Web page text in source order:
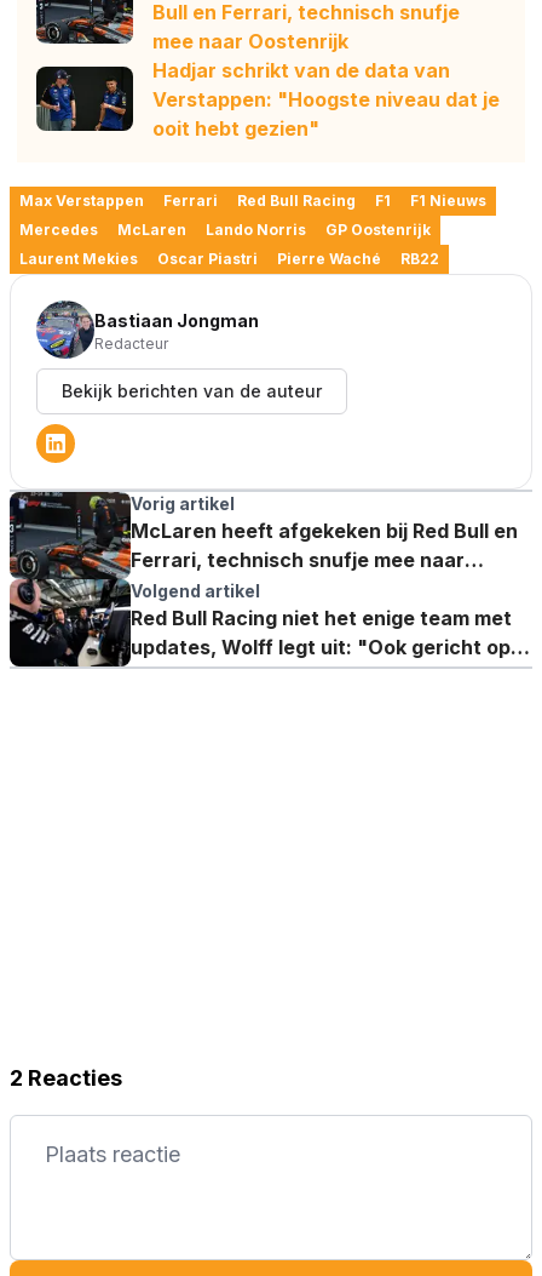
Bull en Ferrari, technisch snufje
mee naar Oostenrijk
Hadjar schrikt van de data van
Verstappen: "Hoogste niveau dat je
ooit hebt gezien"
Max Verstappen Ferrari Red Bull Racing F1
F1 Nieuws
Mercedes
McLaren Lando Norris
GP Oostenrijk
Laurent Mekies
Oscar Piastri Pierre Waché RB22
Bastiaan Jongman
Redacteur
Bekijk berichten van de auteur
Vorig artikel
McLaren heeft afgekeken bij Red Bull en
Ferrari, technisch snufje mee naar
Oostenrijk
Volgend artikel
Red Bull Racing niet het enige team met
updates, Wolff legt uit: "Ook gericht op
betrouwbaarheid"
2 Reacties